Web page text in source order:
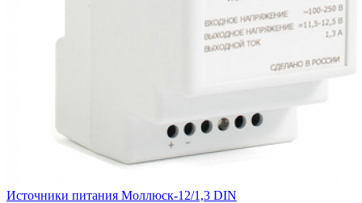
Источники питания Моллюск-12/1,3 DIN